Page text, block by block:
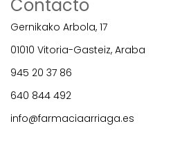
Contacto
Gernikako Arbola, 17
01010 Vitoria-Gasteiz, Araba
945 20 37 86
640 844 492
info@farmaciaarriaga.es